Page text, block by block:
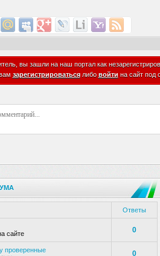
вы зашли на наш портал как
зарегистрироватьсялибо войти на сайт под
Ответы
сайте 0
проверенные
0